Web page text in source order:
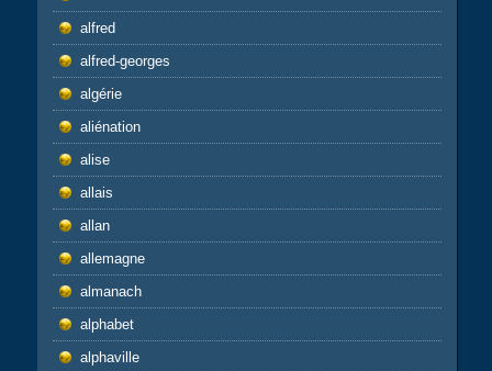
alfred
alfred-georges
algérie
aliénation
alise
allais
allan
allemagne
almanach
alphabet
alphaville